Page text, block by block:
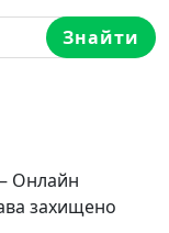
Знайти
Онлайн
захищено